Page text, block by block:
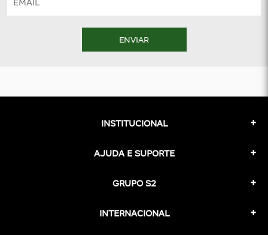
ENVIAR
INSTITUCIONAL
AJUDA E SUPORTE
GRUPO S2
INTERNACIONAL